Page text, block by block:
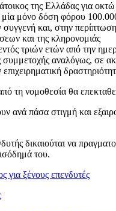
της Ελλάδας για
μόνο δόση φόρου
και, στην
και της κληρονομιάς
τριών ετών από την
αναλόγως, σε
νομοθεσία θα
ανά πάσα στιγμή και
δικαιούται να
του.